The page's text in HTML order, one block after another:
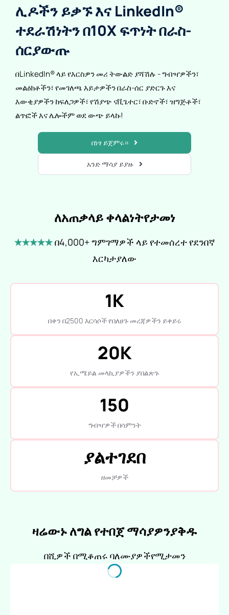
ሊዶችን ይቃኙ እና LinkedIn®
ተደራሽነትን በ10X ፍጥነት በራስ-
ሰርያውጡ
በLinkedIn® ላይ የእርስዎን መሪ ትውልድ ያሻሽሉ - ግብዣዎችን፣
መልዕክቶችን፣ የመገለጫ እይታዎችን በራስ-ሰር ያድርጉ እና
እውቂያዎችን ከፍለጋዎች፣ የሽያጭ ናቪጌተር፣ ቡድኖች፣ ዝግጅቶች፣
ልጥፎች እና ሌሎችም ወደ ውጭ ይላኩ!
በነፃ ይጀምሩ።
አንድ ማሳያ ይያዙ
ለአጠቃላይ ቀላልነትየታመነ
★★★★★በ4,000+ ግምገማዎች ላይ የተመሰረተ የደንበኛ
እርካታያለው
1K
በቀን በ2500 እርሳሶች የበለፀጉ መረጃዎችን ይቀይሩ
20K
የኢሜይል መላኪያዎችን ያበልጽጉ
150
ግብዣዎች በሳምንት
ያልተገደበ
ዘመቻዎች
ዛሬውኑ ለግል የተበጀ ማሳያዎንያቅዱ
በሺዎች በሚቆጠሩ ባለሙያዎችየሚታመን